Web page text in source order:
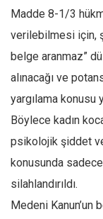
Madde 8-1/3
verilebilmesi için,
belge aranmaz”
alınacağı ve
yargılama konusu
Böylece kadın
psikolojik şiddet
konusunda
silahlandırıldı.
Medeni Kanun’un